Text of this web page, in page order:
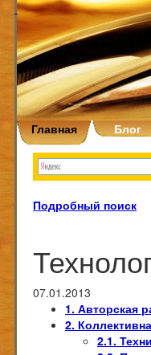
Главная Блог
Подробный поиск
07.01.2013
1. Авторская
2.
2.1.